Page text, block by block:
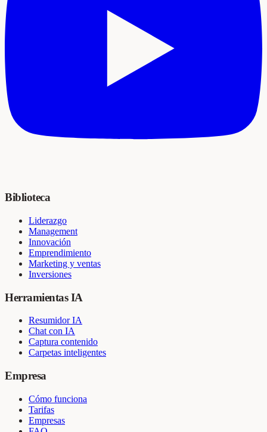
Biblioteca
Liderazgo
Management
Innovación
Emprendimiento
Marketing y ventas
Inversiones
Herramientas IA
Resumidor IA
Chat con IA
Captura contenido
Carpetas inteligentes
Empresa
Cómo funciona
Tarifas
Empresas